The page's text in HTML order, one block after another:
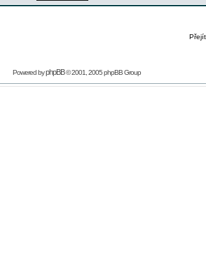
Powered byphpBB© 2001, 2005 phpBB Group